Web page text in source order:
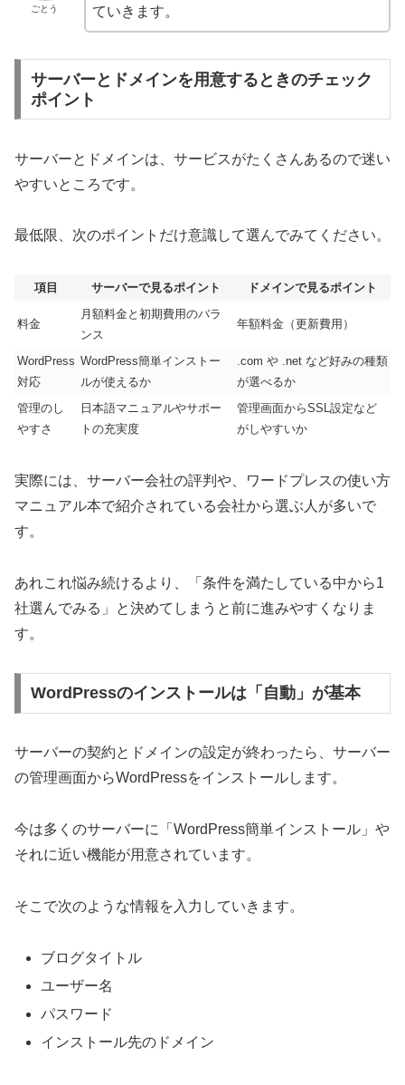
ごとう
ていきます。
サーバーとドメインを用意するときのチェック
ポイント
サーバーとドメインは、サービスがたくさんあるので迷い
やすいところです。
最低限、次のポイントだけ意識して選んでみてください。
項目 サーバーで見るポイント ドメインで見るポイント
料金
月額料金と初期費用のバラ
ンス
年額料金（更新費用）
WordPress
対応
WordPress簡単インストー
ルが使えるか
.com や .net など好みの種類
が選べるか
管理のし
やすさ
日本語マニュアルやサポー
トの充実度
管理画面からSSL設定など
がしやすいか
実際には、サーバー会社の評判や、ワードプレスの使い方
マニュアル本で紹介されている会社から選ぶ人が多いで
す。
あれこれ悩み続けるより、「条件を満たしている中から1
社選んでみる」と決めてしまうと前に進みやすくなりま
す。
WordPressのインストールは「自動」が基本
サーバーの契約とドメインの設定が終わったら、サーバー
の管理画面からWordPressをインストールします。
今は多くのサーバーに「WordPress簡単インストール」や
それに近い機能が用意されています。
そこで次のような情報を入力していきます。
ブログタイトル
ユーザー名
パスワード
インストール先のドメイン